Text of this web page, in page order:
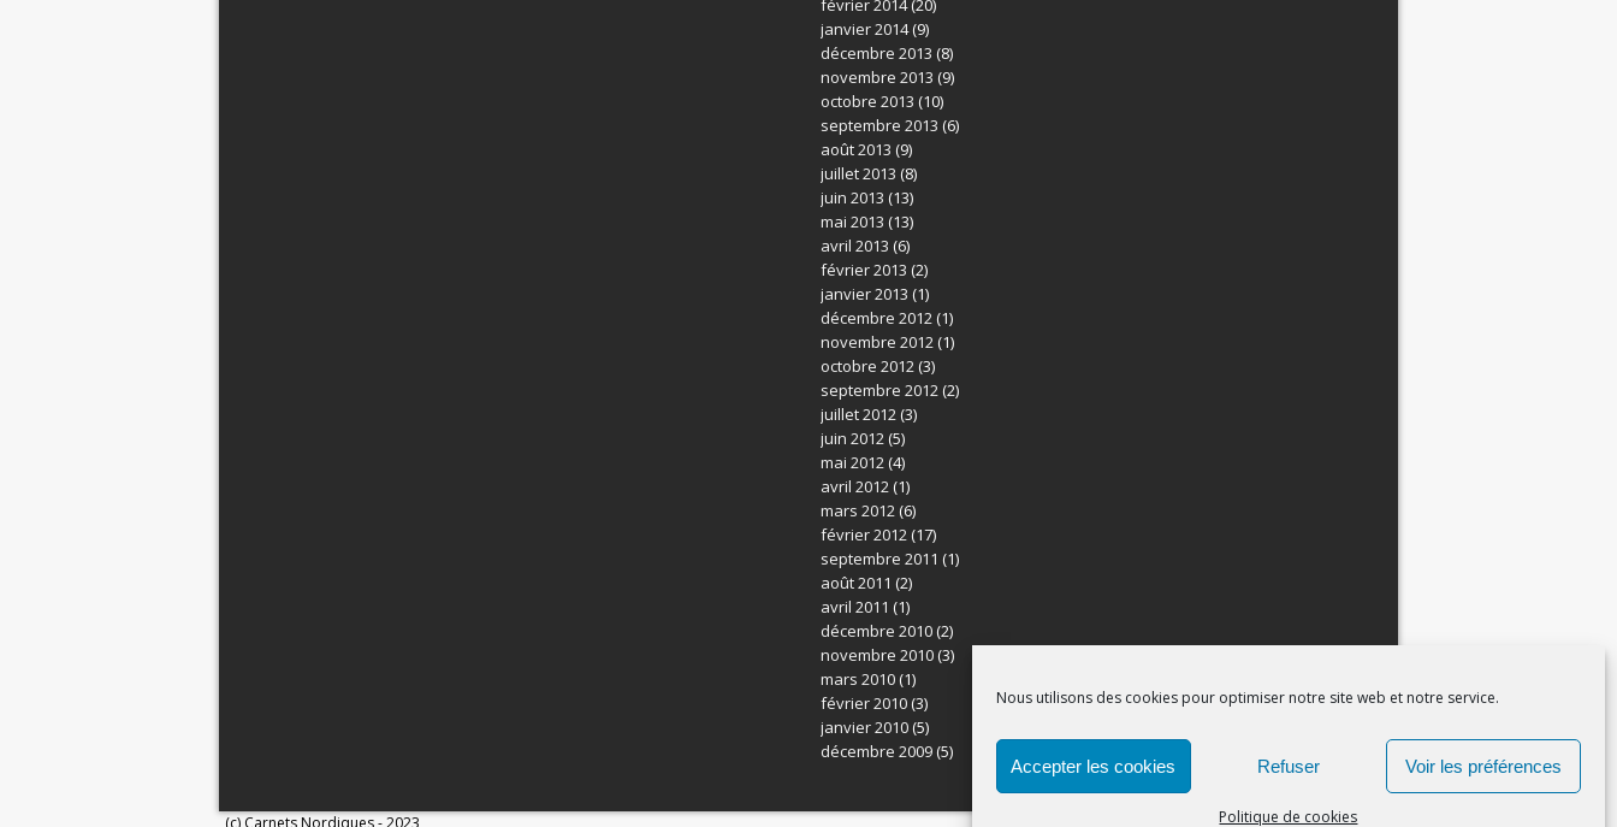
Nous utilisons des cookies pour optimiser notre site web et notre service.
Accepter les cookies Refuser Voir les préférences
Politique de cookies
février 2014(20)
janvier 2014(9)
décembre 2013 (8)
novembre 2013 (9)
octobre 2013 (10)
septembre 2013 (6)
août 2013 (9)
juillet 2013 (8)
juin 2013 (13)
mai 2013 (13)
avril 2013 (6)
février 2013 (2)
janvier 2013 (1)
décembre 2012(1)
novembre 2012(1)
octobre 2012(3)
septembre 2012(2)
juillet 2012(3)
juin 2012(5)
mai 2012(4)
avril 2012(1)
mars 2012(6)
février 2012(17)
septembre 2011 (1)
août 2011 (2)
avril 2011 (1)
décembre 2010(2)
novembre 2010(3)
mars 2010(1)
février 2010(3)
janvier 2010(5)
décembre 2009(5)